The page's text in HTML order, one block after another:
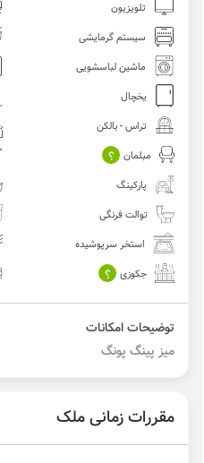
تلویزیون
سیستم گرمایشی
ماشین لباسشویی
یخچال
تراس - بالکن
مبلمان
؟
پارکینگ
توالت فرنگی
استخر سرپوشیده
جکوزی
؟
توضیحات امکانات
میز پینگ پونگ
مقررات زمانی ملک